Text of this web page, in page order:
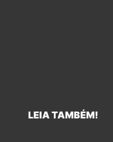
LEIA TAMBÉM!